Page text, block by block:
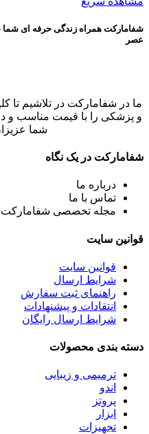
عصر
ما در شفامارکت در تلاشیم تا
و پزشکی را با قیمت مناسب و
شما
شفامارکت در یک نگاه
درباره ما
تماس با ما
مجله تخصصی شفامارکت
قوانین سایت
قوانین سایت
شرایط ارسال
راهنمای ثبت سفارش
انتقادات و پیشنهادات
شرایط ارسال رایگان
دسته بندی محصولات
ترمیمی و زیبایی
اندو
پروتز
ابزار
تجهیزات